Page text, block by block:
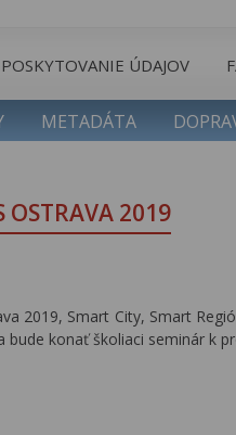
POSKYTOVANIE ÚDAJOV
METADÁTA
OSTRAVA 2019
2019, Smart City, Smart
konať školiaci seminár k